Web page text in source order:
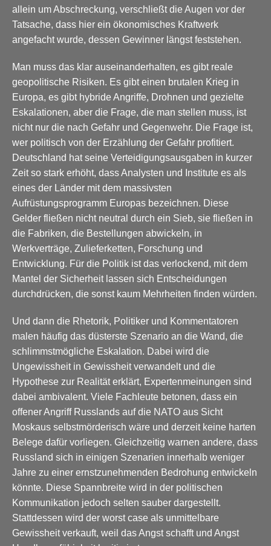
allein um Abschreckung, verschließt die Augen vor der
Tatsache, dass hier ein ökonomisches Kraftwerk
angefacht wurde, dessen Gewinner längst feststehen.
Man muss das klar auseinanderhalten, es gibt reale
geopolitische Risiken. Es gibt einen brutalen Krieg in
Europa, es gibt hybride Angriffe, Drohnen und gezielte
Eskalationen, aber die Frage, die man stellen muss, ist
nicht nur die nach Gefahr und Gegenwehr. Die Frage ist,
wer politisch von der Erzählung der Gefahr profitiert.
Deutschland hat seine Verteidigungsausgaben in kurzer
Zeit so stark erhöht, dass Analysten und Institute es als
eines der Länder mit dem massivsten
Aufrüstungsprogramm Europas bezeichnen. Diese
Gelder fließen nicht neutral durch ein Sieb, sie fließen in
die Fabriken, die Bestellungen abwickeln, in
Werkverträge, Zulieferketten, Forschung und
Entwicklung. Für die Politik ist das verlockend, mit dem
Mantel der Sicherheit lassen sich Entscheidungen
durchdrücken, die sonst kaum Mehrheiten finden würden.
Und dann die Rhetorik, Politiker und Kommentatoren
malen häufig das düsterste Szenario an die Wand, die
schlimmstmögliche Eskalation. Dabei wird die
Ungewissheit in Gewissheit verwandelt und die
Hypothese zur Realität erklärt, Expertenmeinungen sind
dabei ambivalent. Viele Fachleute betonen, dass ein
offener Angriff Russlands auf die NATO aus Sicht
Moskaus selbstmörderisch wäre und derzeit keine harten
Belege dafür vorliegen. Gleichzeitig warnen andere, dass
Russland sich in einigen Szenarien innerhalb weniger
Jahre zu einer ernstzunehmenden Bedrohung entwickeln
könnte. Diese Spannbreite wird in der politischen
Kommunikation jedoch selten sauber dargestellt.
Stattdessen wird der worst case als unmittelbare
Gewissheit verkauft, weil das Angst schafft und Angst